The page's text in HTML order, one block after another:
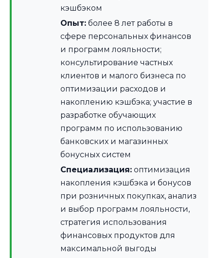
кэшбэком
Опыт: более 8 лет работы в
сфере персональных финансов
и программ лояльности;
консультирование частных
клиентов и малого бизнеса по
оптимизации расходов и
накоплению кэшбэка; участие в
разработке обучающих
программ по использованию
банковских и магазинных
бонусных систем
Специализация: оптимизация
накопления кэшбэка и бонусов
при розничных покупках, анализ
и выбор программ лояльности,
стратегия использования
финансовых продуктов для
максимальной выгоды